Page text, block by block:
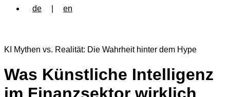
de en
KI Mythen vs. Realität: Die Wahrheit hinter dem Hype
Was Künstliche Intelligenz